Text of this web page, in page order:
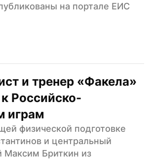
на портале ЕИС
и тренер «Факела»
к Российско-
играм
физической подготовке
и центральный
Бриткин из